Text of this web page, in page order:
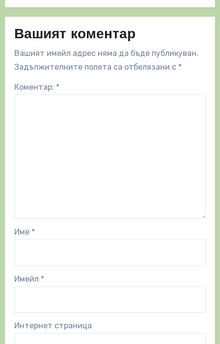
Вашият коментар
Вашият имейл адрес няма да бъде публикуван.
Задължителните полета са отбелязани с *
Коментар: *
Име *
Имейл *
Интернет страница